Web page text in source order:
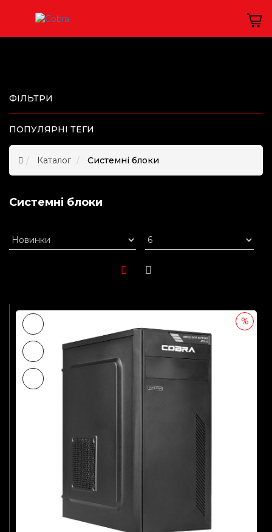
ФІЛЬТРИ
ПОПУЛЯРНІ ТЕГИ
Каталог Системні блоки
Системні блоки